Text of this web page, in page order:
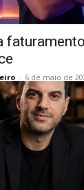
- 6 de maio de